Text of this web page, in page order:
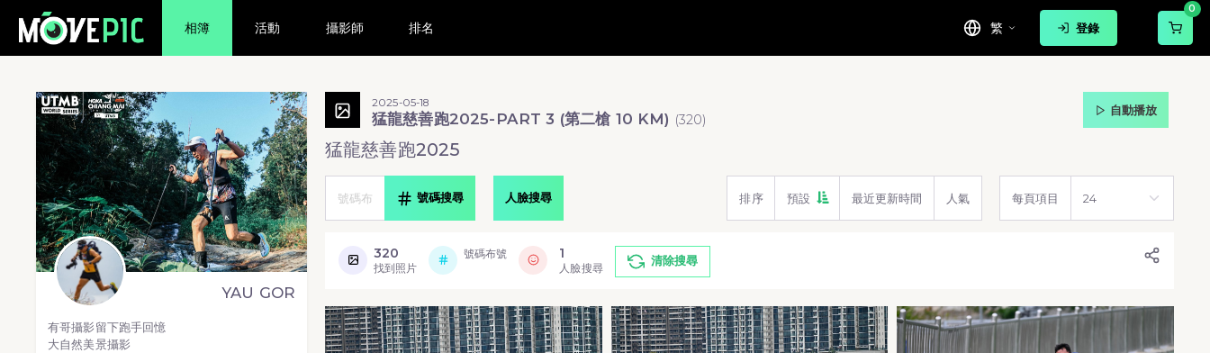
相簿 活動 攝影師 排名 繁 登錄
0
YAU GOR
有哥攝影留下跑手回憶
大自然美景攝影
2025-05-18
猛龍慈善跑2025-PART 3 (第二槍 10 KM) (320)
自動播放
猛龍慈善跑2025
號碼搜尋 人臉搜尋 排序 預設 最近更新時間 人氣 每頁項目
320
找到照片
號碼布號 1
人臉搜尋
清除搜尋